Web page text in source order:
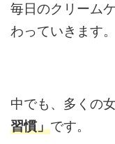
毎日のクリーム
わっていきます。
中でも、多くの
習慣」です。